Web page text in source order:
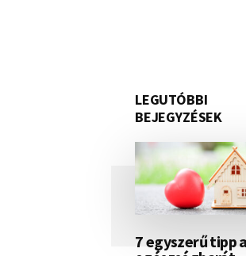
LEGUTÓBBI
BEJEGYZÉSEK
7 egyszerű tipp